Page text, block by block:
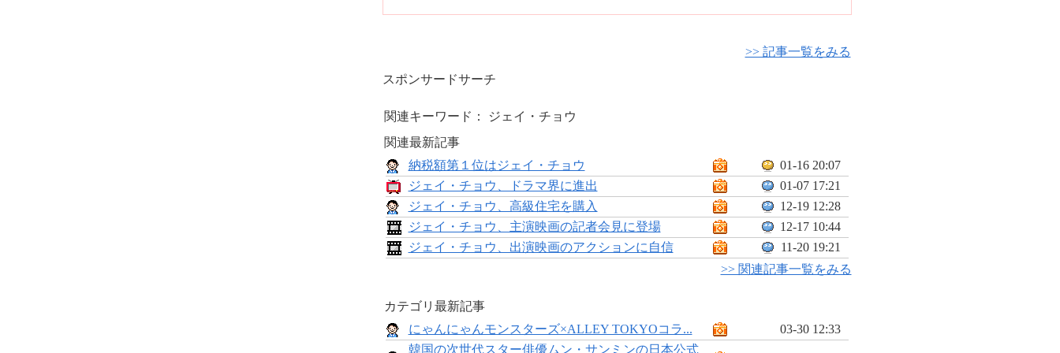
>> 記事一覧をみる
スポンサードサーチ
関連キーワード： ジェイ・チョウ
関連最新記事
納税額第１位はジェイ・チョウ
01-16 20:07
ジェイ・チョウ、ドラマ界に進出
01-07 17:21
ジェイ・チョウ、高級住宅を購入
12-19 12:28
ジェイ・チョウ、主演映画の記者会見に登場
12-17 10:44
ジェイ・チョウ、出演映画のアクションに自信
11-20 19:21
>> 関連記事一覧をみる
カテゴリ最新記事
にゃんにゃんモンスターズ×ALLEY TOKYOコラ...
03-30 12:33
韓国の次世代スター俳優ムン・サンミンの日本公式